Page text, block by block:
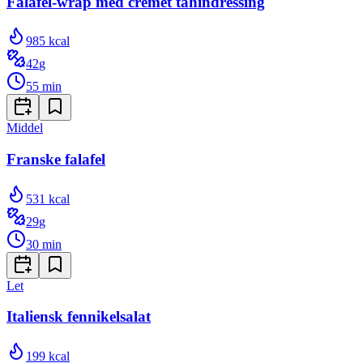
985 kcal
42g
55 min
Middel
Franske falafel
531 kcal
29g
30 min
Let
Italiensk fennikelsalat
199 kcal